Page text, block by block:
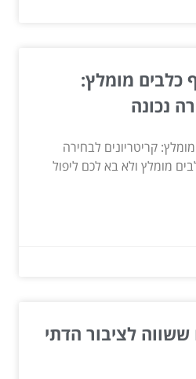
כלבים מומלץ:
נכונה
קריטריונים לבחירה
מומלץ ולא בא לכם ליפול
ששווה לציבור הדתי